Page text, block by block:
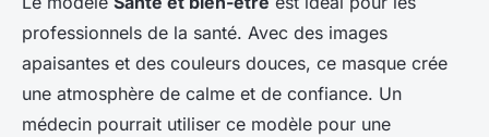
professionnels de la santé. Avec des images
apaisantes et des couleurs douces, ce masque crée
une atmosphère de calme et de confiance. Un
médecin pourrait utiliser ce modèle pour une